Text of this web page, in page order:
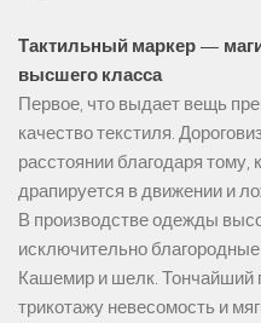
Тактильный маркер —
высшего класса
Первое, что выдает вещь
качество текстиля.
расстоянии благодаря тому,
драпируется в движении и
В производстве одежды
исключительно
Кашемир и шелк. Тончайший
трикотажу невесомость и